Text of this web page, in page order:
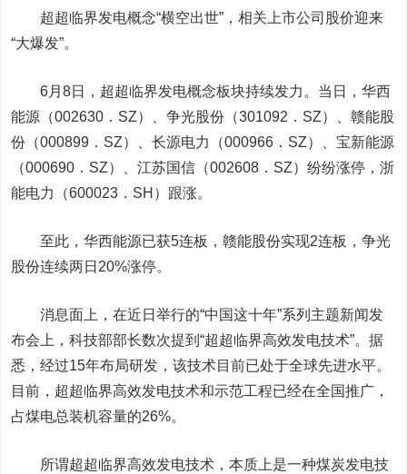
超超临界发电概念“横空出世”，相关上市公司股价迎来
“大爆发”。
6月8日，超超临界发电概念板块持续发力。当日，华西
能源 （002630 ． SZ）、争光股份 （301092 ． SZ）、赣能股
份 （000899 ． SZ）、长源电力 （000966 ． SZ） 、宝新能源
（000690 ． SZ）、江苏国信 （002608 ． SZ）纷纷涨停，浙
能电力
（600023 ． SH） 跟涨。
至此 ，华西能源已获5连板 ，赣能股份实现2连板 ，争光
股份连续两日 20%涨停。
消息面上，在近日举行的“中国这十年”系列主题新闻发
布会上，科技部部长数次提到“超超临界高效发电技术”。据
悉，经过15年布局研发，该技术目前已处于全球先进水平。
目前，超超临界高效发电技术和示范工程已经在全国推广，
占煤电总装机容量的26%。
所谓超超临界高效发电技术，本质上是一种煤炭发电技